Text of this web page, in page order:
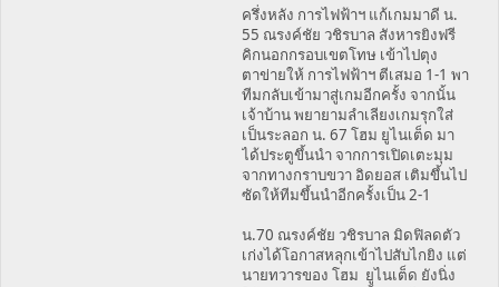
ครึ่งหลัง การไฟฟ้าฯ แก้เกมมาดี น.
55 ณรงค์ชัย วชิรบาล สังหารยิงฟรี
คิกนอกกรอบเขตโทษ เข้าไปตุง
ตาข่ายให้ การไฟฟ้าฯ ตีเสมอ 1-1 พา
ทีมกลับเข้ามาสู่เกมอีกครั้ง จากนั้น
เจ้าบ้าน พยายามลำเลียงเกมรุกใส่
เป็นระลอก น. 67 โฮม ยูไนเต็ด มา
ได้ประตูขึ้นนำ จากการเปิดเตะมุม
จากทางกราบขวา อิดยอส เติมขึ้นไป
ซัดให้ทีมขึ้นนำอีกครั้งเป็น 2-1
น.70 ณรงค์ชัย วชิรบาล มิดฟิลดตัว
เก่งได้โอกาสหลุกเข้าไปสับไกยิง แต่
นายทวารของ โฮม ยูไนเต็ด ยังนิ่ง